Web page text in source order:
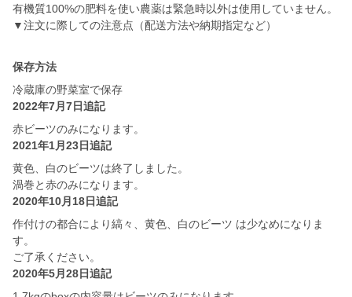
有機質100%の肥料を使い農薬は緊急時以外は使用していません。
▼注文に際しての注意点（配送方法や納期指定など）
保存方法
冷蔵庫の野菜室で保存
2022年7月7日追記
赤ビーツのみになります。
2021年1月23日追記
黄色、白のビーツは終了しました。
渦巻と赤のみになります。
2020年10月18日追記
作付けの都合により縞々、黄色、白のビーツ は少なめになりま
す。
ご了承ください。
2020年5月28日追記